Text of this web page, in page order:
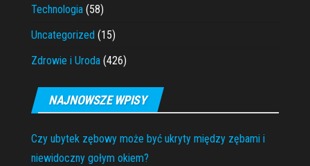
Technologia (58)
Uncategorized (15)
Zdrowie i Uroda (426)
NAJNOWSZE WPISY
Czy ubytek zębowy może być ukryty między zębami i
niewidoczny gołym okiem?